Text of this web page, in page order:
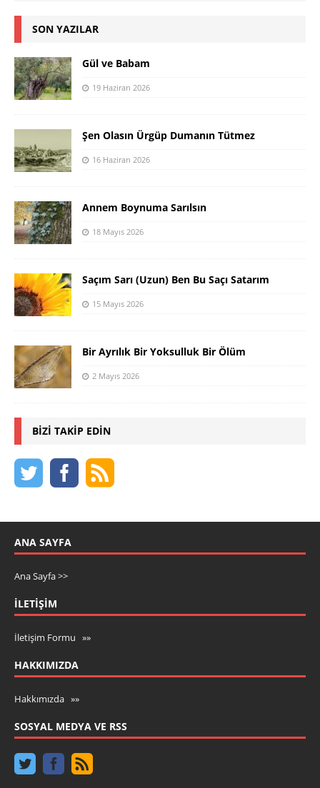
SON YAZILAR
Gül ve Babam
19 Haziran 2026
Şen Olasın Ürgüp Dumanın Tütmez
16 Haziran 2026
Annem Boynuma Sarılsın
18 Mayıs 2026
Saçım Sarı (Uzun) Ben Bu Saçı Satarım
15 Mayıs 2026
Bir Ayrılık Bir Yoksulluk Bir Ölüm
2 Mayıs 2026
BIZI TAKIP EDIN
ANA SAYFA
Ana Sayfa >>
İLETIŞIM
İletişim Formu »»
HAKKIMIZDA
Hakkımızda »»
SOSYAL MEDYA VE RSS